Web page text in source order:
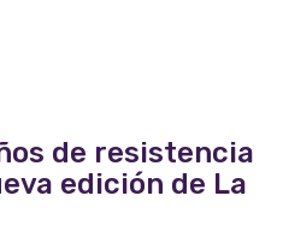
de resistencia
edición de La